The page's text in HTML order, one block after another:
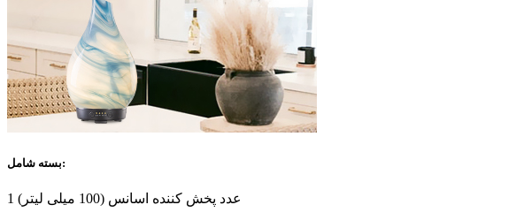
بسته شامل:
1 عدد پخش کننده اسانس (100 میلی لیتر)